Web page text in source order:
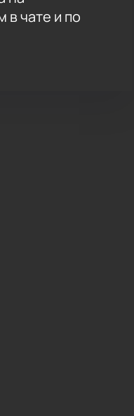
чате и по